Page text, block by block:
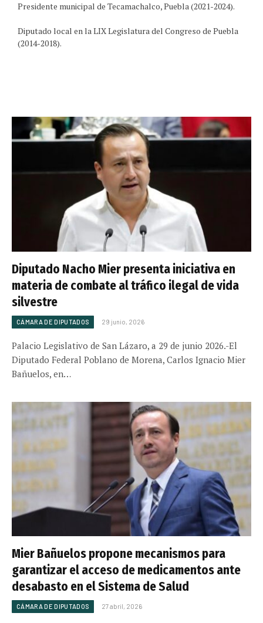
Presidente municipal de Tecamachalco, Puebla (2021-2024).
Diputado local en la LIX Legislatura del Congreso de Puebla
(2014-2018).
Diputado Nacho Mier presenta iniciativa en
materia de combate al tráfico ilegal de vida
silvestre
CÁMARA DE DIPUTADOS 29 junio, 2026
Palacio Legislativo de San Lázaro, a 29 de junio 2026.-El
Diputado Federal Poblano de Morena, Carlos Ignacio Mier
Bañuelos, en…
Mier Bañuelos propone mecanismos para
garantizar el acceso de medicamentos ante
desabasto en el Sistema de Salud
CÁMARA DE DIPUTADOS 27 abril, 2026